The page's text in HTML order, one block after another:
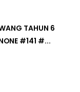
TAHUN 6
#141 #...